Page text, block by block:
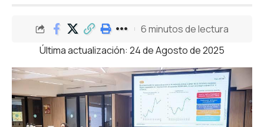
Última actualización: 24 de Agosto de 2025
6 minutos de lectura